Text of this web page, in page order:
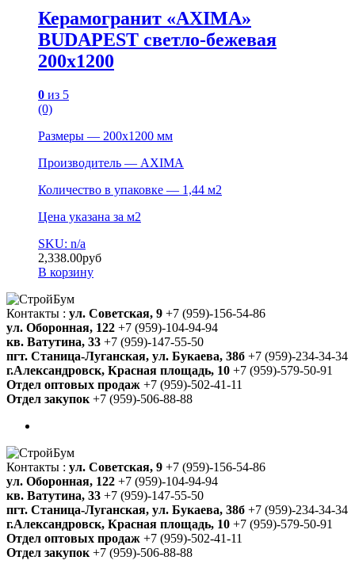
Керамогранит «AXIMA»
BUDAPEST светло-бежевая
200х1200
0 из 5
(0)
Размеры — 200х1200 мм
Производитель — AXIMA
Количество в упаковке — 1,44 м2
Цена указана за м2
SKU: n/a
2,338.00руб
В корзину
Контакты : ул. Советская, 9 +7 (959)-156-54-86
ул. Оборонная, 122 +7 (959)-104-94-94
кв. Ватутина, 33 +7 (959)-147-55-50
пгт. Станица-Луганская, ул. Букаева, 38б +7 (959)-234-34-34
г.Александровск, Красная площадь, 10 +7 (959)-579-50-91
Отдел оптовых продаж +7 (959)-502-41-11
Отдел закупок +7 (959)-506-88-88
Контакты : ул. Советская, 9 +7 (959)-156-54-86
ул. Оборонная, 122 +7 (959)-104-94-94
кв. Ватутина, 33 +7 (959)-147-55-50
пгт. Станица-Луганская, ул. Букаева, 38б +7 (959)-234-34-34
г.Александровск, Красная площадь, 10 +7 (959)-579-50-91
Отдел оптовых продаж +7 (959)-502-41-11
Отдел закупок +7 (959)-506-88-88